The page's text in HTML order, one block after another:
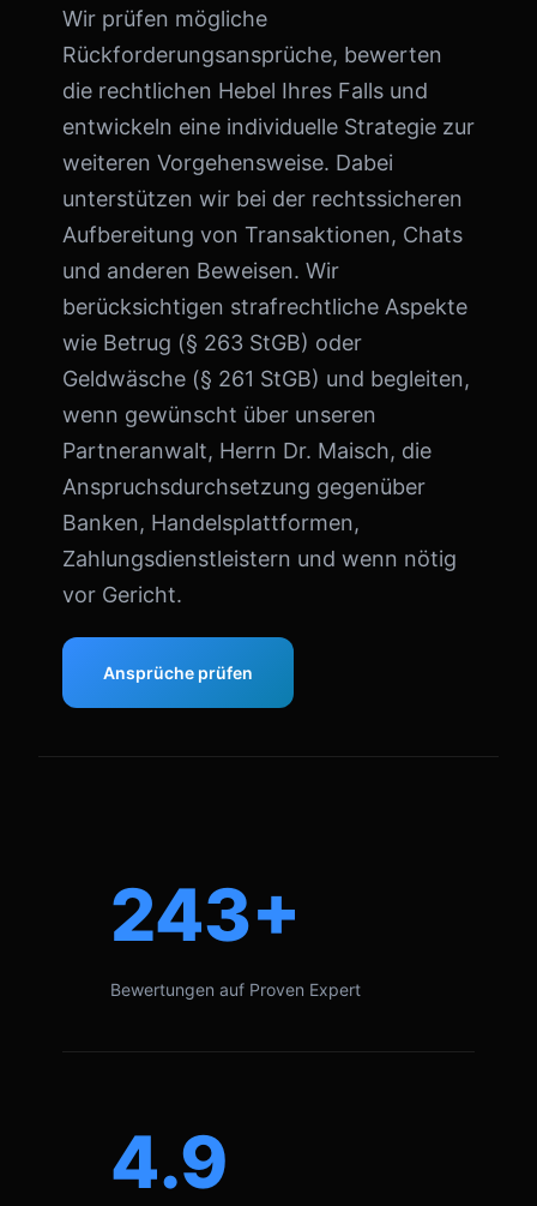
Wir prüfen mögliche
Rückforderungsansprüche, bewerten
die rechtlichen Hebel Ihres Falls und
entwickeln eine individuelle Strategie zur
weiteren Vorgehensweise. Dabei
unterstützen wir bei der rechtssicheren
Aufbereitung von Transaktionen, Chats
und anderen Beweisen. Wir
berücksichtigen strafrechtliche Aspekte
wie Betrug (§ 263 StGB) oder
Geldwäsche (§ 261 StGB) und begleiten,
wenn gewünscht über unseren
Partneranwalt, Herrn Dr. Maisch, die
Anspruchsdurchsetzung gegenüber
Banken, Handelsplattformen,
Zahlungsdienstleistern und wenn nötig
vor Gericht.
Ansprüche prüfen
243+
Bewertungen auf Proven Expert
4.9